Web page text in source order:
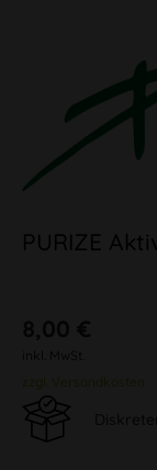
PURIZE
zzgl. Versandkosten